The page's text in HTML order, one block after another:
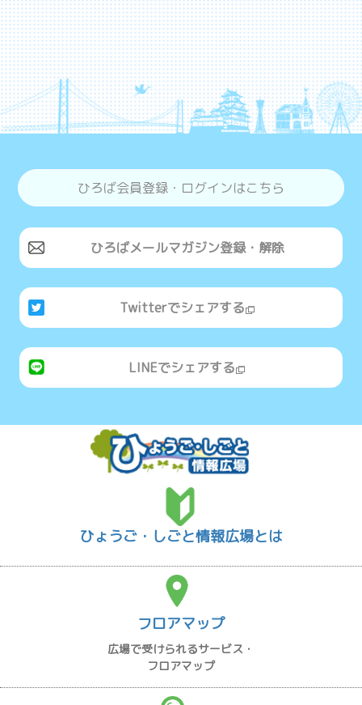
ひろば会員登録・ログインはこちら
ひろばメールマガジン登録・解除
Twitterでシェアする
LINEでシェアする
ひょうご・しごと情報広場とは
フロアマップ
広場で受けられるサービス・
フロアマップ